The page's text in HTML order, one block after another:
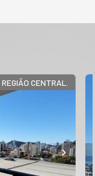
REGIÃO CENTRAL.